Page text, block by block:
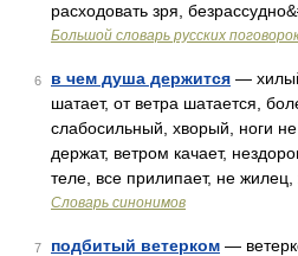
расходовать зря,
Большой словарь русских
6 в чем душа держится —
шатает, от ветра шатается,
слабосильный, хворый, ноги
держат, ветром качает,
теле, все прилипает, не жилец,
Словарь синонимов
7 подбитый ветерком —